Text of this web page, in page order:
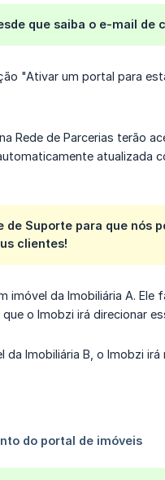
que saiba o e-mail de
"Ativar um portal para
de Parcerias terão
atualizada
Suporte para que nós
clientes!
da Imobiliária A. Ele
o Imobzi irá direcionar
Imobiliária B, o Imobzi